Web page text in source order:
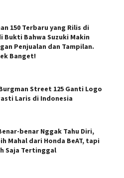
150 Terbaru yang Rilis di
Bukti Bahwa Suzuki Makin
Penjualan dan Tampilan.
Banget!
Street 125 Ganti Logo
Laris di Indonesia
benar Nggak Tahu Diri,
Mahal dari Honda BeAT, tapi
Saja Tertinggal